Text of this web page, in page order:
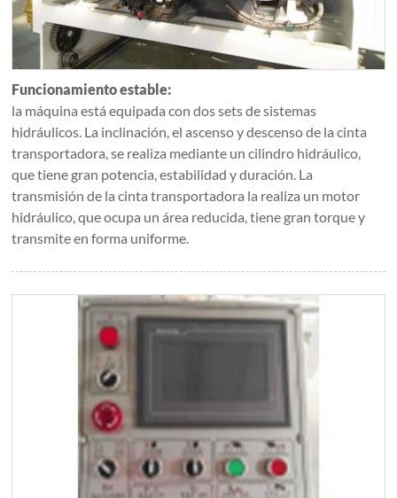
Funcionamiento estable:
la máquina está equipada con dos sets de sistemas
hidráulicos. La inclinación, el ascenso y descenso de la cinta
transportadora, se realiza mediante un cilindro hidráulico,
que tiene gran potencia, estabilidad y duración. La
transmisión de la cinta transportadora la realiza un motor
hidráulico, que ocupa un área reducida, tiene gran torque y
transmite en forma uniforme.